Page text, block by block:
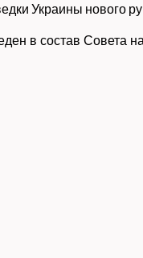
Украины нового
в состав Совета